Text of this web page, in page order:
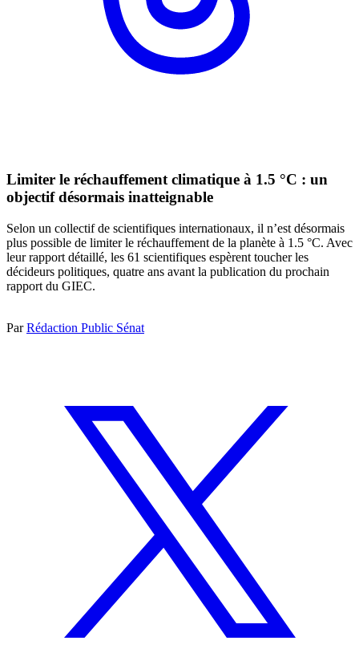
Limiter le réchauffement climatique à 1.5 °C : un
objectif désormais inatteignable
Selon un collectif de scientifiques internationaux, il n’est désormais
plus possible de limiter le réchauffement de la planète à 1.5 °C. Avec
leur rapport détaillé, les 61 scientifiques espèrent toucher les
décideurs politiques, quatre ans avant la publication du prochain
rapport du GIEC.
ParRédaction Public Sénat